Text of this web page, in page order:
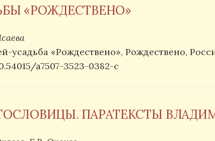
«РОЖДЕСТВЕНО»
усадьба «Рождествено», Рождествено,
a7507-3523-0382-c
ПАРАТЕКСТЫ